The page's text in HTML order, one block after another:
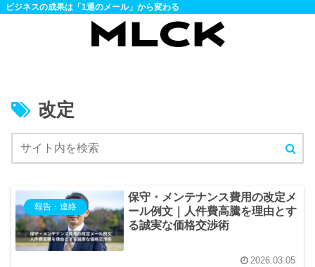
ビジネスの成果は「1通のメール」から変わる
改定
報告・連絡
保守・メンテナンス費用の改定メ
ール例文｜人件費高騰を理由とす
る誠実な価格交渉術
2026.03.05